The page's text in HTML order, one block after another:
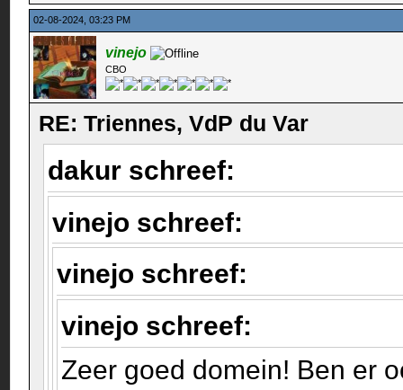
02-08-2024, 03:23 PM
vinejo
CBO
RE: Triennes, VdP du Var
dakur schreef:
vinejo schreef:
vinejo schreef:
vinejo schreef:
Zeer goed domein! Ben er